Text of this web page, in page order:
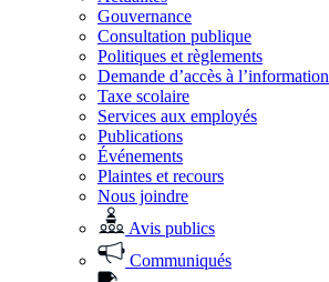
Gouvernance
Consultation publique
Politiques et règlements
Demande d’accès à l’information
Taxe scolaire
Services aux employés
Publications
Événements
Plaintes et recours
Nous joindre
Avis publics
Communiqués